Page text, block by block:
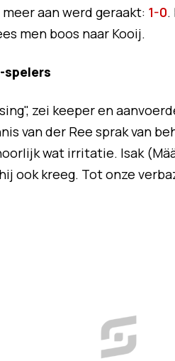
aan werd geraakt: 1-0.
men boos naar Kooij.
spelers
zei keeper en
van der Ree sprak van
wat irritatie. Isak
ook kreeg. Tot onze